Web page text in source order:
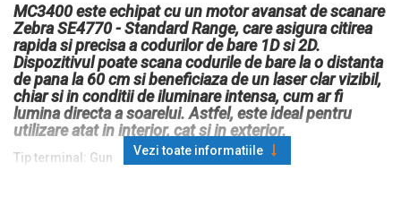
MC3400 este echipat cu un motor avansat de scanare
Zebra SE4770 - Standard Range, care asigura citirea
rapida si precisa a codurilor de bare 1D si 2D.
Dispozitivul poate scana codurile de bare la o distanta
de pana la 60 cm si beneficiaza de un laser clar vizibil,
chiar si in conditii de iluminare intensa, cum ar fi
lumina directa a soarelui. Astfel, este ideal pentru
utilizare atat in interior, cat si in exterior.
Tip terminal: Gun
Vezi toate informatiile